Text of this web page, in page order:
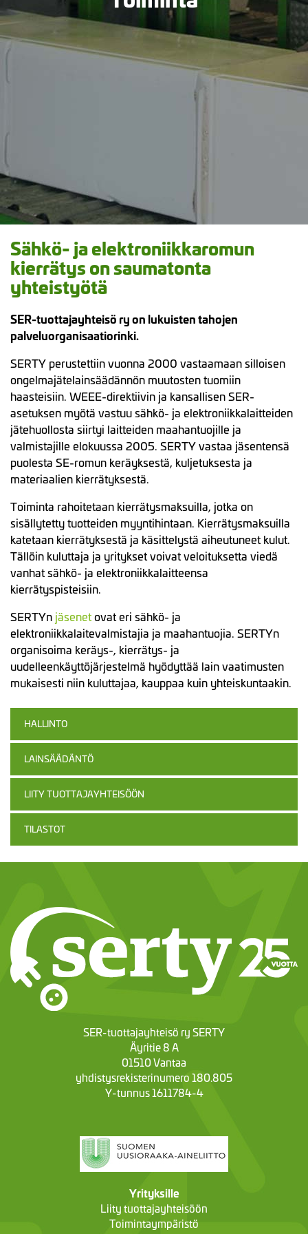
Sähkö- ja elektroniikkaromun
kierrätys on saumatonta
yhteistyötä
SER-tuottajayhteisö ry on lukuisten tahojen
palveluorganisaatiorinki.
SERTY perustettiin vuonna 2000 vastaamaan silloisen
ongelmajätelainsäädännön muutosten tuomiin
haasteisiin. WEEE-direktiivin ja kansallisen SER-
asetuksen myötä vastuu sähkö- ja elektroniikkalaitteiden
jätehuollosta siirtyi laitteiden maahantuojille ja
valmistajille elokuussa 2005. SERTY vastaa jäsentensä
puolesta SE-romun keräyksestä, kuljetuksesta ja
materiaalien kierrätyksestä.
Toiminta rahoitetaan kierrätysmaksuilla, jotka on
sisällytetty tuotteiden myyntihintaan. Kierrätysmaksuilla
katetaan kierrätyksestä ja käsittelystä aiheutuneet kulut.
Tällöin kuluttaja ja yritykset voivat veloituksetta viedä
vanhat sähkö- ja elektroniikkalaitteensa
kierrätyspisteisiin.
SERTYn jäsenetovat eri sähkö- ja
elektroniikkalaitevalmistajia ja maahantuojia. SERTYn
organisoima keräys-, kierrätys- ja
uudelleenkäyttöjärjestelmä hyödyttää lain vaatimusten
mukaisesti niin kuluttajaa, kauppaa kuin yhteiskuntaakin.
HALLINTO
LAINSÄÄDÄNTÖ
LIITY TUOTTAJAYHTEISÖÖN
TILASTOT
SER-tuottajayhteisö ry SERTY
Äyritie 8 A
01510 Vantaa
yhdistysrekisterinumero 180.805
Y-tunnus 1611784-4
Yrityksille
Liity tuottajayhteisöön
Toimintaympäristö